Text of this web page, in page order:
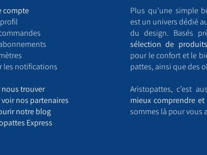
compte
les notifications
trouver
voir nos partenaires
notre blog
Express
Plus qu’une simple
est un univers dédié
du design. Basés
sélection de
pour le confort et le
pattes, ainsi que des
Aristopattes, c’est
mieux comprendre
sommes là pour vous